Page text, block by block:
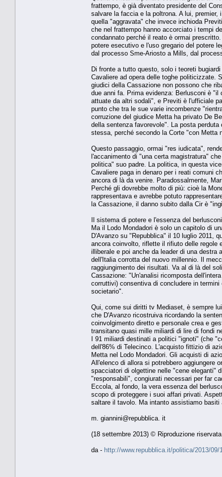
frattempo, è già diventato presidente del
salvare la faccia e la poltrona. A lui,
quella "aggravata" che invece inchioda
che nel frattempo hanno accorciato i tempi
condannato perché il reato è ormai
potere esecutivo e l'uso gregario del potere
dal processo Sme-Ariosto a Mills, dal
Di fronte a tutto questo, solo i teoreti
Cavaliere ad opera delle toghe politicizzate.
giudici della Cassazione non possono che
due anni fa. Prima evidenza: Berlusconi è
attuate da altri sodali", e Previti è l'ufficiale
punto che tra le sue varie incombenze
corruzione del giudice Metta ha privato De
della sentenza favorevole". La posta
stessa, perché secondo la Corte "con Metta
Questo passaggio, ormai "res iudicata",
l'accanimento di "una certa magistratura"
politica" suo padre. La politica, in questa
Cavaliere paga in denaro per i reati comuni
ancora di là da venire. Paradossalmente,
Perché gli dovrebbe molto di più: cioè la
rappresentava e avrebbe potuto
la Cassazione, il danno subito dalla Cir è
Il sistema di potere e l'essenza del
Ma il Lodo Mondadori è solo un capitolo di
D'Avanzo su "Repubblica" il 10 luglio 2011,
ancora coinvolto, riflette il rifiuto delle regole
illiberale e poi anche da leader di una
dell'Italia corrotta del nuovo millennio. Il
raggiungimento dei risultati. Va al di là del
Cassazione: "Un'analisi ricomposta
corruttivi) consentiva di concludere in
societario".
Qui, come sui diritti tv Mediaset, è sempre
che D'Avanzo ricostruiva ricordando la
coinvolgimento diretto e personale crea e
transitano quasi mille miliardi di lire di fondi
I 91 miliardi destinati a politici "ignoti" (che
dell'86% di Telecinco. L'acquisto fittizio di
Metta nel Lodo Mondadori. Gli acquisti di
All'elenco di allora si potrebbero aggiungere
spacciatori di olgettine nelle "cene eleganti"
"responsabili", congiurati necessari per far
Eccola, al fondo, la vera essenza del
scopo di proteggere i suoi affari privati.
saltare il tavolo. Ma intanto assistiamo
m. giannini@repubblica. it
(18 settembre 2013) © Riproduzione riservata
da - http://www.repubblica.it/politica/2013/